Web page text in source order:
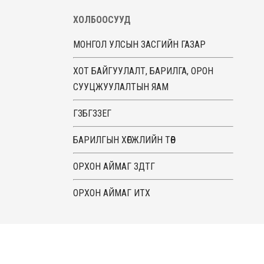
ХОЛБООСУУД
МОНГОЛ УЛСЫН ЗАСГИЙН ГАЗАР
ХОТ БАЙГУУЛАЛТ, БАРИЛГА, ОРОН
СУУЦЖУУЛАЛТЫН ЯАМ
ГЗБГЗЗЕГ
БАРИЛГЫН ХӨГЖЛИЙН ТӨВ
ОРХОН АЙМАГ ЗДТГ
ОРХОН АЙМАГ ИТХ